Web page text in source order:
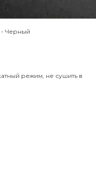
- Черный
режим, не сушить в